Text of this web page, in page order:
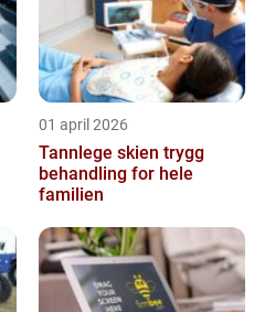
01 april 2026
Tannlege skien trygg
behandling for hele
familien